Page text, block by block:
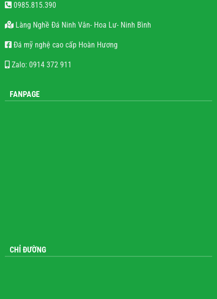
0985.815.390
Làng Nghề Đá Ninh Vân- Hoa Lư- Ninh Bình
Đá mỹ nghệ cao cấp Hoàn Hương
Zalo: 0914 372 911
FANPAGE
CHỈ ĐƯỜNG